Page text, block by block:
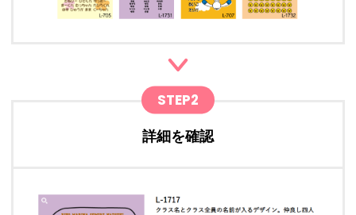
STEP2
詳細を確認